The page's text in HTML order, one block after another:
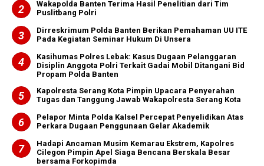
Wakapolda Banten Terima Hasil Penelitian dari Tim
Puslitbang Polri
Dirreskrimum Polda Banten Berikan Pemahaman UU ITE
Pada Kegiatan Seminar Hukum Di Unsera
Kasihumas Polres Lebak: Kasus Dugaan Pelanggaran
Disiplin Anggota Polri Terkait Gadai Mobil Ditangani Bid
Propam Polda Banten
Kapolresta Serang Kota Pimpin Upacara Penyerahan
Tugas dan Tanggung Jawab Wakapolresta Serang Kota
Pelapor Minta Polda Kalsel Percepat Penyelidikan Atas
Perkara Dugaan Penggunaan Gelar Akademik
Hadapi Ancaman Musim Kemarau Ekstrem, Kapolres
Cilegon Pimpin Apel Siaga Bencana Berskala Besar
bersama Forkopimda